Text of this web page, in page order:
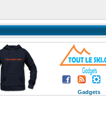
Gadgets